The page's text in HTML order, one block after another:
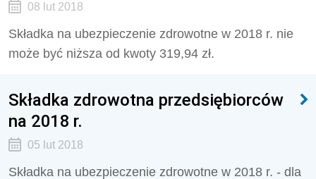
08 lut 2018
Składka na ubezpieczenie zdrowotne w 2018 r. nie
może być niższa od kwoty 319,94 zł.
Składka zdrowotna przedsiębiorców
na 2018 r.
05 lut 2018
Składka na ubezpieczenie zdrowotne w 2018 r. - dla